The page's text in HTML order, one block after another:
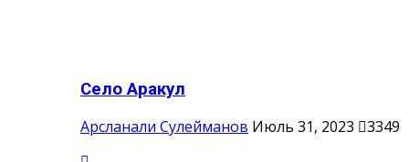
Село Аракул
Арсланали Сулейманов Июль 31, 2023 3349